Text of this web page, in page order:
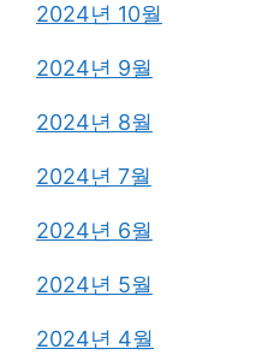
2024년 10월
2024년 9월
2024년 8월
2024년 7월
2024년 6월
2024년 5월
2024년 4월